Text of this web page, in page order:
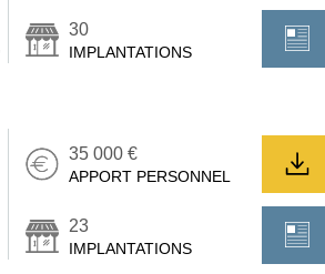
30
IMPLANTATIONS
35 000 €
APPORT PERSONNEL
23
IMPLANTATIONS